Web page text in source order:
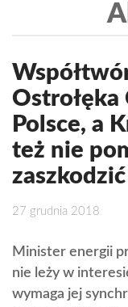
Ostrołęka
Polsce, a
też nie
zaszkodzić
27 grudnia 2018
Minister energii
nie leży w
wymaga jej